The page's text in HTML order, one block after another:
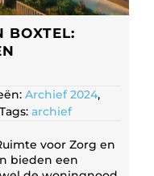
BOXTEL:
Archief 2024,
Tags: archief
voor Zorg en
bieden een